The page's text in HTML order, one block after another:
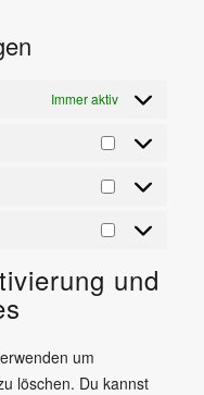
Immer aktiv
Präferenzen
Statistiken
Marketing
und
um
löschen. Du kannst